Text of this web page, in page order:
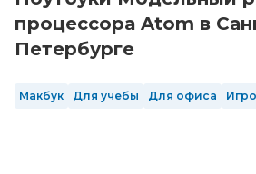
процессора Atom в
Петербургe
Макбук Для учебы Для офиса